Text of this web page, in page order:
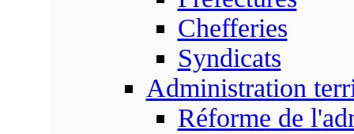
Chefferies
Syndicats
Administration
Réforme de